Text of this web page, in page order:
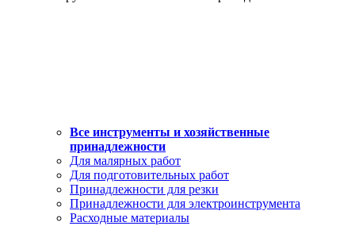
Все инструменты и хозяйственные
принадлежности
Для малярных работ
Для подготовительных работ
Принадлежности для резки
Принадлежности для электроинструмента
Расходные материалы